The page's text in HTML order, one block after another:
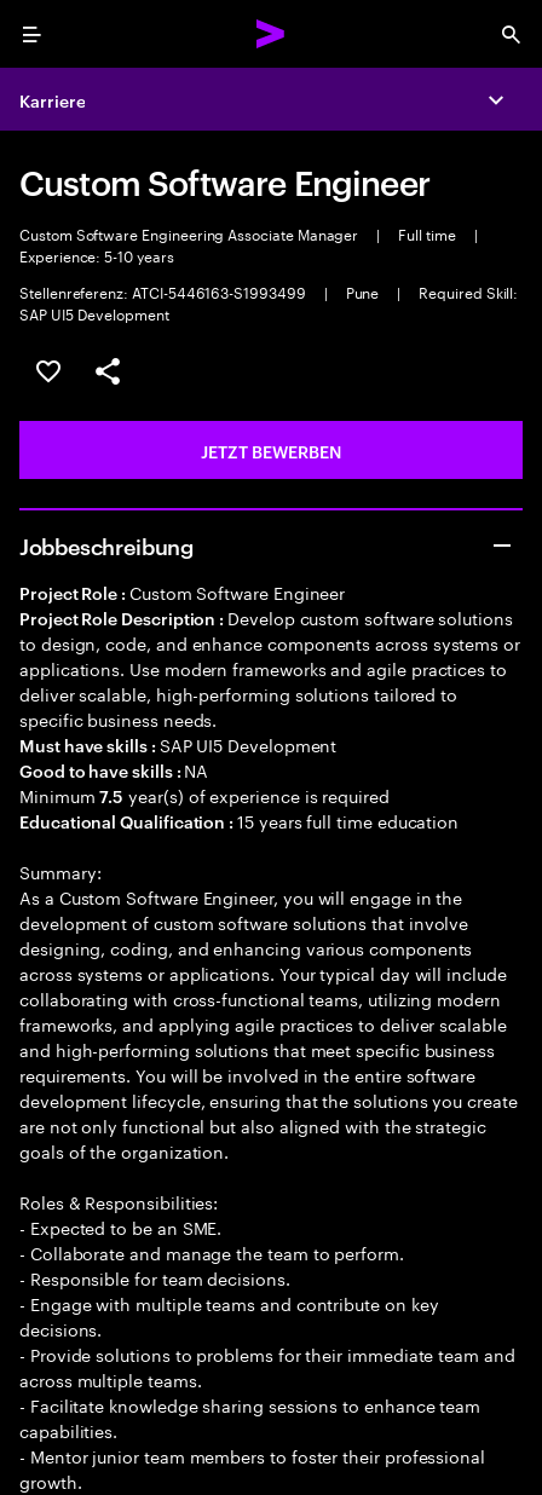
Menu
Karriere
Custom Software Engineer
Custom Software Engineering Associate Manager | Full time
|
Experience: 5-10 years
Stellenreferenz: ATCI-5446163-S1993499
| Pune |
Required Skill:
SAP UI5 Development
JOB SPEICHERN
Teilen
JETZT BEWERBEN
Jobbeschreibung
Project Role : Custom Software Engineer
Project Role Description : Develop custom software solutions
to design, code, and enhance components across systems or
applications. Use modern frameworks and agile practices to
deliver scalable, high-performing solutions tailored to
specific business needs.
Must have skills : SAP UI5 Development
Good to have skills : NA
Minimum7.5 year(s) of experience is required
Educational Qualification :15 years full time education
Summary:
As a Custom Software Engineer, you will engage in the
development of custom software solutions that involve
designing, coding, and enhancing various components
across systems or applications. Your typical day will include
collaborating with cross-functional teams, utilizing modern
frameworks, and applying agile practices to deliver scalable
and high-performing solutions that meet specific business
requirements. You will be involved in the entire software
development lifecycle, ensuring that the solutions you create
are not only functional but also aligned with the strategic
goals of the organization.
Roles & Responsibilities:
- Expected to be an SME.
- Collaborate and manage the team to perform.
- Responsible for team decisions.
- Engage with multiple teams and contribute on key
decisions.
- Provide solutions to problems for their immediate team and
across multiple teams.
- Facilitate knowledge sharing sessions to enhance team
capabilities.
- Mentor junior team members to foster their professional
growth.